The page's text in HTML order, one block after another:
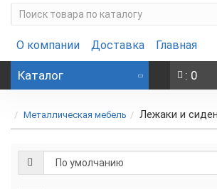
О компании Доставка Главная
Каталог : 0
Металлическая мебель Лежаки и